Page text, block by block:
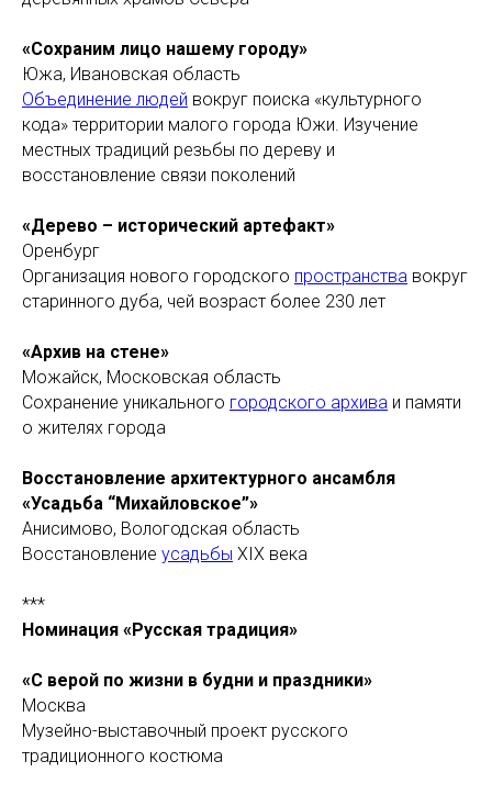
«Сохраним лицо нашему городу»
Южа, Ивановская область
Объединение людей вокруг поиска «культурного
кода» территории малого города Южи. Изучение
местных традиций резьбы по дереву и
восстановление связи поколений
«Дерево – исторический артефакт»
Оренбург
Организация нового городского пространства вокруг
старинного дуба, чей возраст более 230 лет
«Архив на стене»
Можайск, Московская область
Сохранение уникального городского архива и памяти
о жителях города
Восстановление архитектурного ансамбля
«Усадьба “Михайловское”»
Анисимово, Вологодская область
Восстановление усадьбы XIX века
***
Номинация «Русская традиция»
«С верой по жизни в будни и праздники»
Москва
Музейно-выставочный проект русского
традиционного костюма